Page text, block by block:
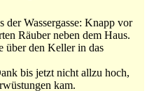
der Wassergasse: Knapp vor
Räuber neben dem Haus.
über den Keller in das
bis jetzt nicht allzu hoch,
kam.